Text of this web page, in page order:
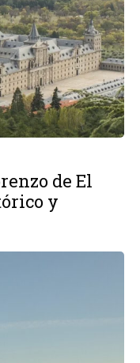
de El
y